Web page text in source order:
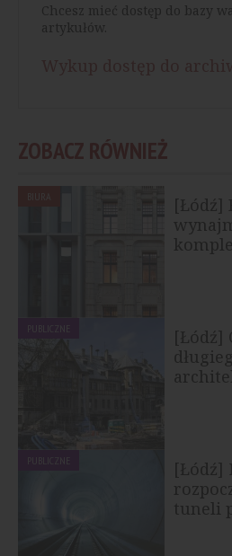
Chcesz mieć dostęp do bazy
artykułów.
ZOBACZ RÓWNIEŻ
[Łódź]
PUBLICZNE
[Łódź]
PUBLICZNE
[Łódź]
tuneli